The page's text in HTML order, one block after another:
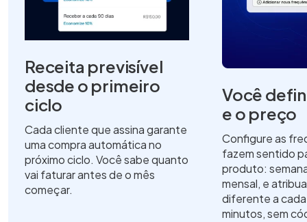
Receita previsível
desde o primeiro
ciclo
Cada cliente que assina garante
uma compra automática no
próximo ciclo. Você sabe quanto
vai faturar antes de o mês
começar.
Você
e o preço
Configure as
fazem sentido
produto:
mensal, e
diferente a cada
minutos, sem